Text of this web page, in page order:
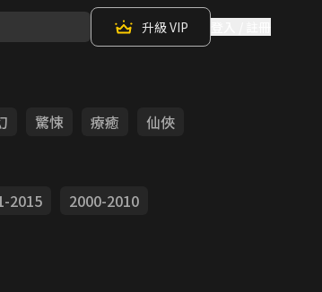
升級 VIP
驚悚 療癒
仙俠
2015
2000-2010